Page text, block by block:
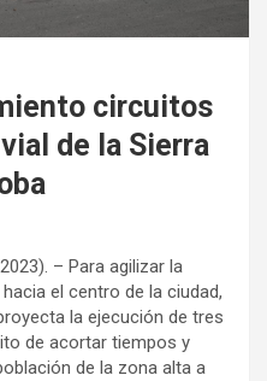
circuitos
de la Sierra
– Para agilizar la
el centro de la ciudad,
la ejecución de tres
de acortar tiempos y
de la zona alta a